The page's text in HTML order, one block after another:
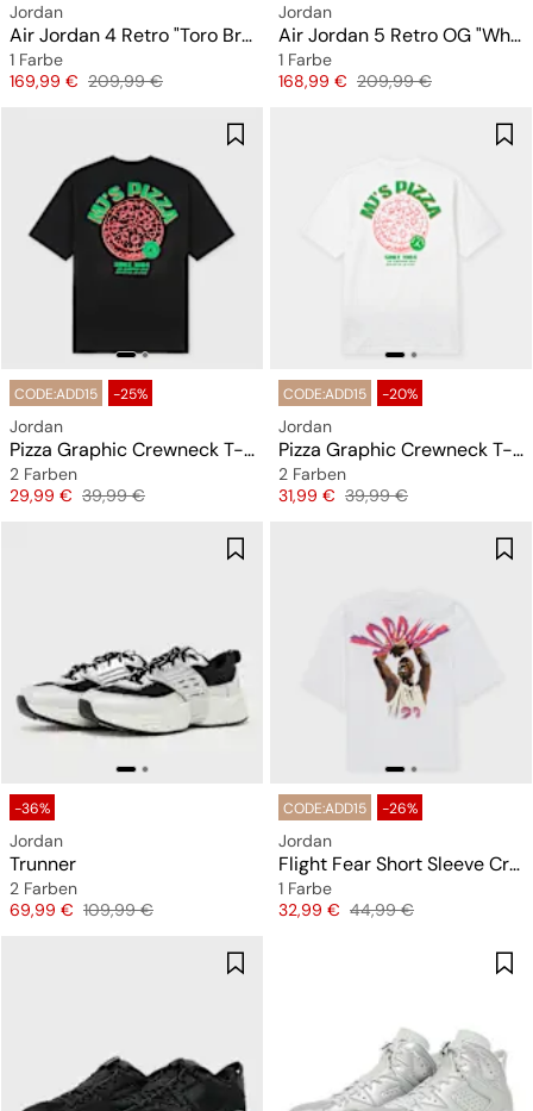
Jordan
Air Jordan 4 Retro "Toro Bravo"
1 Farbe
Preis
169,99 € Originalpreis
209,99 €
Jordan
Air Jordan 5 Retro OG "White Metallic"
1 Farbe
Preis
168,99 € Originalpreis
209,99 €
CODE:ADD15 -25%
Jordan
Pizza Graphic Crewneck T-Shirt
2 Farben
Preis
29,99 € Originalpreis
39,99 €
CODE:ADD15 -20%
Jordan
Pizza Graphic Crewneck T-Shirt
2 Farben
Preis
31,99 € Originalpreis
39,99 €
-36%
Jordan
Trunner
2 Farben
Preis
69,99 € Originalpreis
109,99 €
CODE:ADD15 -26%
Jordan
Flight Fear Short Sleeve Crew
1 Farbe
Preis
32,99 € Originalpreis
44,99 €